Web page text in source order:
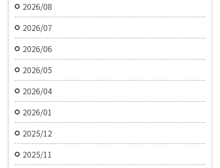
2026/08
2026/07
2026/06
2026/05
2026/04
2026/01
2025/12
2025/11